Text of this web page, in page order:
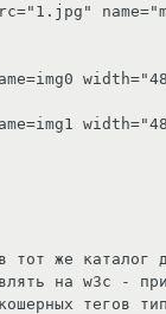
в тот же
на w3c -
тегов